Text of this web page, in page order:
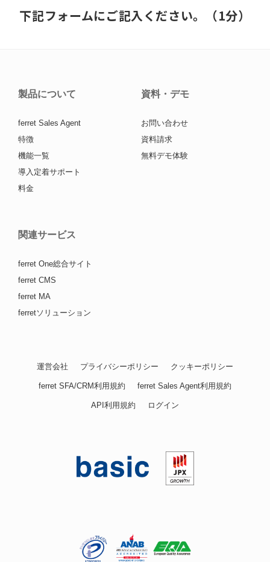
下記フォームにご記入ください。（1分）
製品について
ferret Sales Agent
特徴
機能一覧
導入定着サポート
料金
資料・デモ
お問い合わせ
資料請求
無料デモ体験
関連サービス
ferret One総合サイト
ferret CMS
ferret MA
ferretソリューション
運営会社 プライバシーポリシー クッキーポリシー
ferret SFA/CRM利用規約 ferret Sales Agent利用規約
API利用規約 ログイン